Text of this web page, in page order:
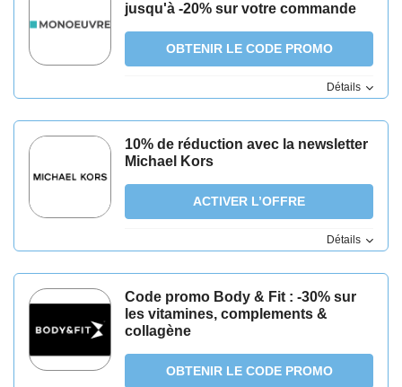
jusqu'à -20% sur votre commande
OBTENIR LE CODE PROMO
Détails
10% de réduction avec la newsletter
Michael Kors
ACTIVER L’OFFRE
Détails
Code promo Body & Fit : -30% sur
les vitamines, complements &
collagène
OBTENIR LE CODE PROMO